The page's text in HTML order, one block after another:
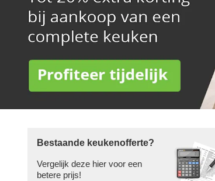
Bestaande keukenofferte?
Vergelijk deze hier voor een
betere prijs!